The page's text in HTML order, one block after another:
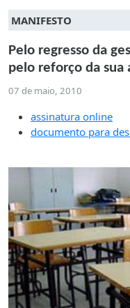
MANIFESTO
Pelo regresso da
pelo reforço da sua
07 de maio, 2010
assinatura online
documento para